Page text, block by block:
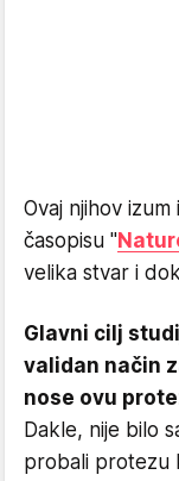
Ovaj njihov
časopisu "
velika stvar i
Glavni cilj
validan način
nose ovu
Dakle, nije bilo
probali protezu